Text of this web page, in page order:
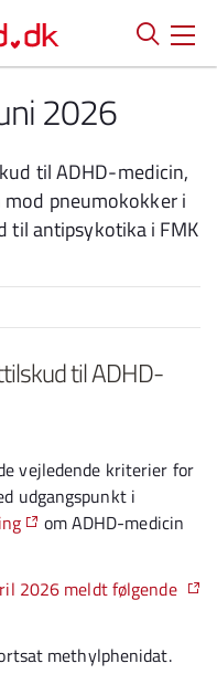
2026
til ADHD-medicin,
pneumokokker i
til antipsykotika i FMK
til ADHD-
vejledende kriterier for
udgangspunkt i
om ADHD-medicin
2026 meldt følgende
methylphenidat.